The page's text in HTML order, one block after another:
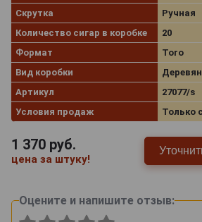
Скрутка
Ручная
Количество сигар в коробке
20
Формат
Toro
Вид коробки
Артикул
27077/s
Условия продаж
Только
1 370 руб.
цена за штуку!
Оцените и напишите отзыв: